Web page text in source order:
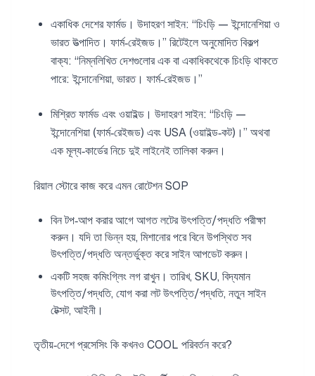
একাধিক দেশের ফার্মড। উদাহরণ সাইন: “চিংড়ি — ইন্দোনেশিয়া ও
ভারত উত্পাদিত। ফার্ম‑রেইজড।” রিটেইলে অনুমোদিত বিকল্প
বাক্য: “নিম্নলিখিত দেশগুলোর এক বা একাধিকথেকে চিংড়ি থাকতে
পারে: ইন্দোনেশিয়া, ভারত। ফার্ম‑রেইজড।”
মিশ্রিত ফার্মড এবং ওয়াইল্ড। উদাহরণ সাইন: “চিংড়ি —
ইন্দোনেশিয়া (ফার্ম‑রেইজড) এবং USA (ওয়াইল্ড‑কট)।” অথবা
এক মূল্য‑কার্ডের নিচে দুই লাইনেই তালিকা করুন।
রিয়াল স্টোরে কাজ করে এমন রোটেশন SOP
বিন টপ‑আপ করার আগে আগত লটের উৎপত্তি/পদ্ধতি পরীক্ষা
করুন। যদি তা ভিন্ন হয়, মিশানোর পরে বিনে উপস্থিত সব
উৎপত্তি/পদ্ধতি অন্তর্ভুক্ত করে সাইন আপডেট করুন।
একটি সহজ কমিংগ্লিং লগ রাখুন। তারিখ, SKU, বিদ্যমান
উৎপত্তি/পদ্ধতি, যোগ করা লট উৎপত্তি/পদ্ধতি, নতুন সাইন
টেক্সট, আইনী।
তৃতীয়‑দেশে প্রসেসিং কি কখনও COOL পরিবর্তন করে?